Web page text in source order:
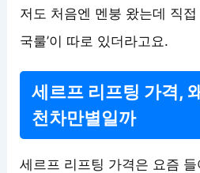
저도 처음엔 멘붕 왔는데 직접
국룰’이 따로 있더라고요.
세르프 리프팅 가격,
천차만별일까
세르프 리프팅 가격은 요즘